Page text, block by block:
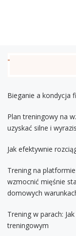
Bieganie a kondycja
Plan treningowy na
uzyskać silne i
Jak efektywnie
Trening na
wzmocnić mięśnie
domowych
Trening w parach:
treningowym